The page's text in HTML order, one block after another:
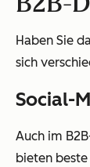
Haben Sie
sich
Social-
Auch im
bieten